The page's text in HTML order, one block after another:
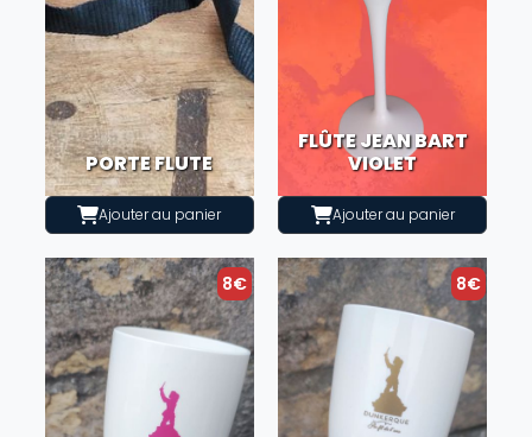
PORTE FLUTE
Ajouter au panier
FLÛTE JEAN BART
VIOLET
Ajouter au panier
8€ 8€